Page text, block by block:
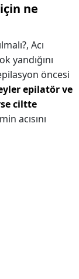
ne
Acı
yandığını
öncesi
epilatör ve
ciltte
acısını